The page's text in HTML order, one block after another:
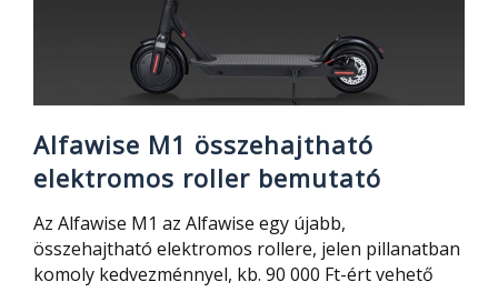
Alfawise M1 összehajtható
elektromos roller bemutató
Az Alfawise M1 az Alfawise egy újabb,
összehajtható elektromos rollere, jelen pillanatban
komoly kedvezménnyel, kb. 90 000 Ft-ért vehető